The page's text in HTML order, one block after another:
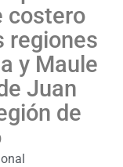
costero
regiones
y Maule
Juan
de